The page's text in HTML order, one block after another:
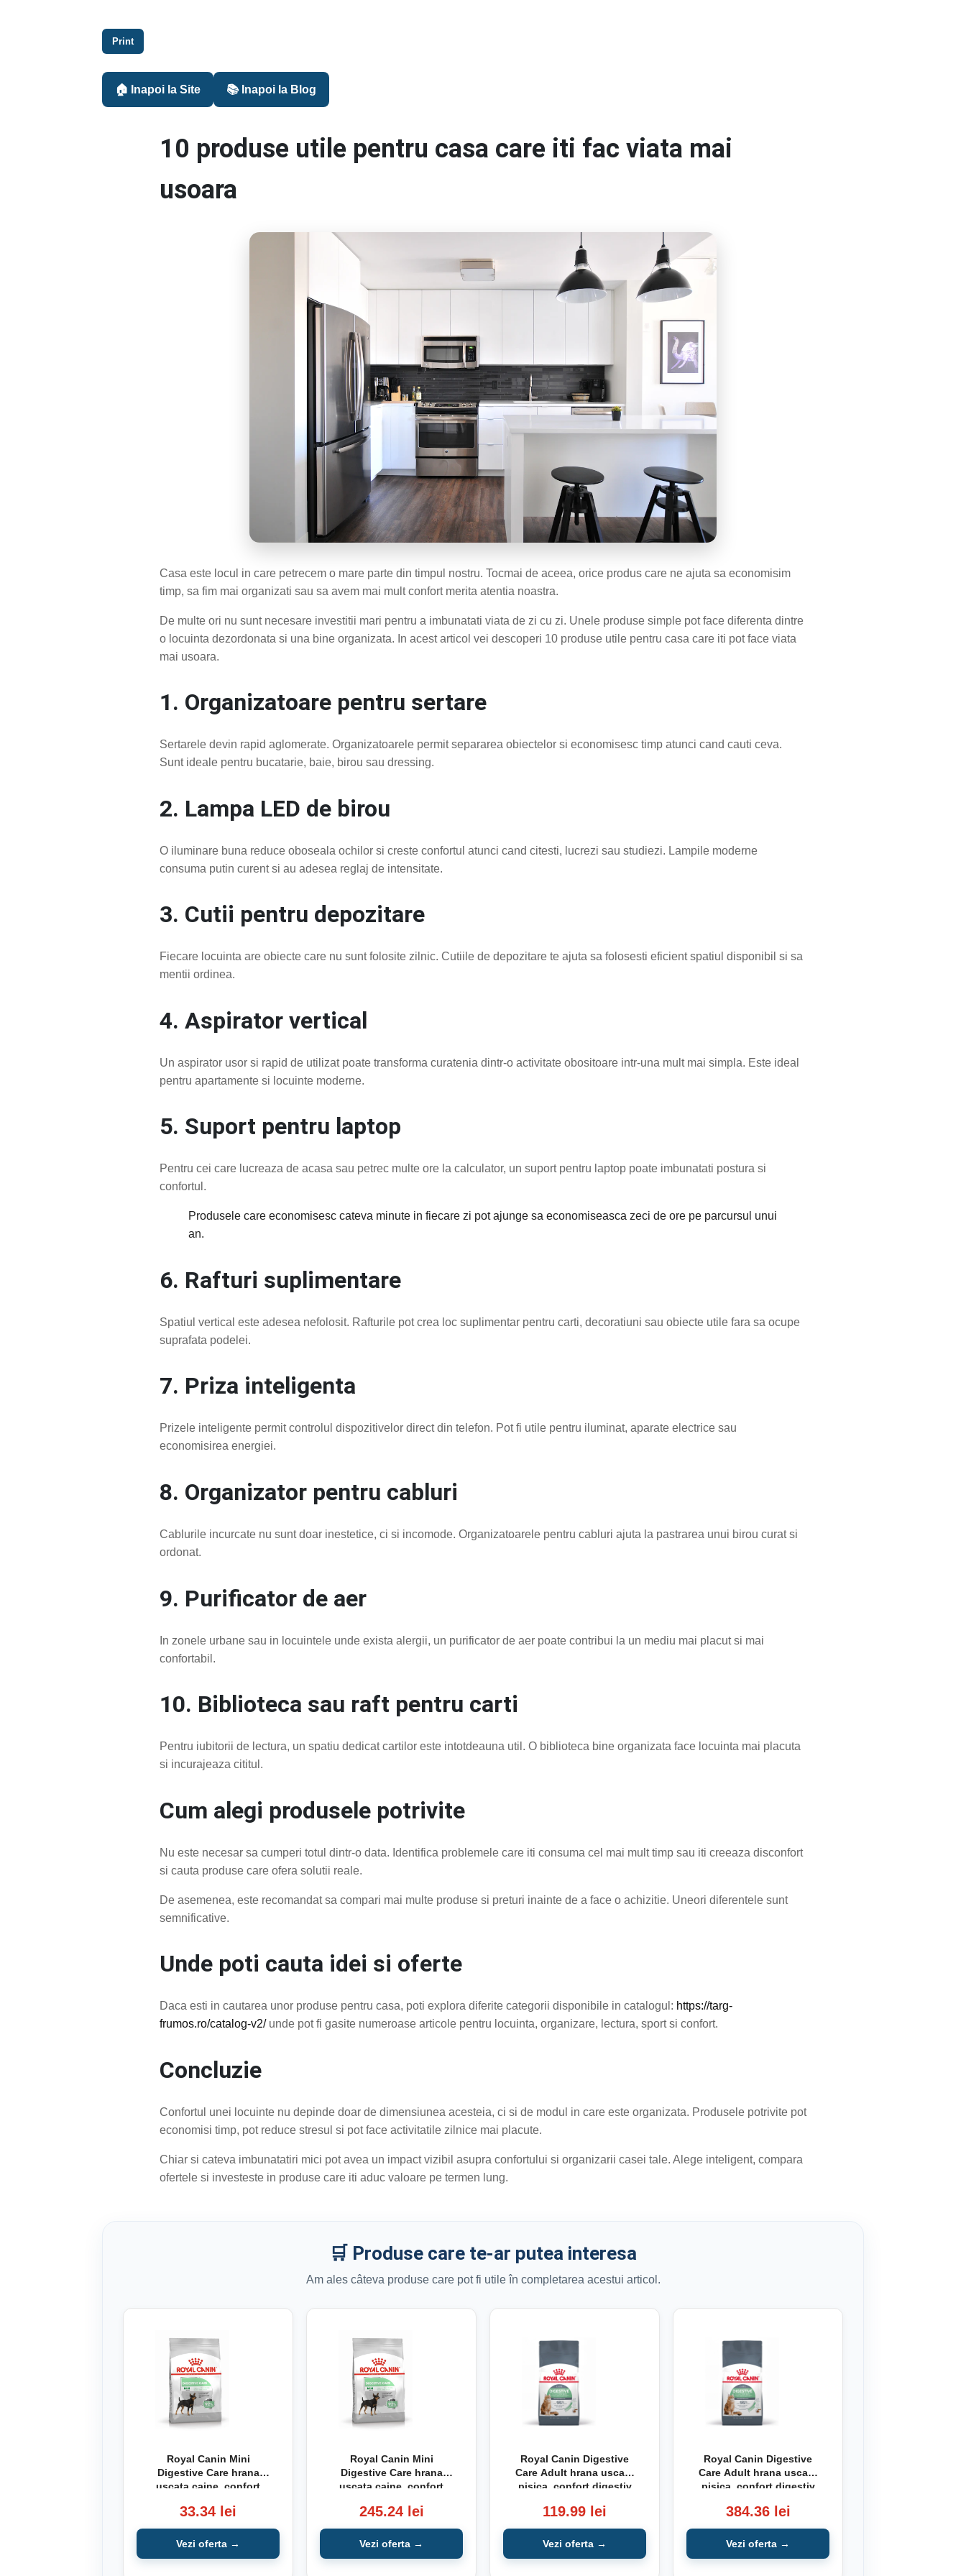
Print
🏠 Inapoi la Site 📚 Inapoi la Blog
10 produse utile pentru casa care iti fac viata mai
usoara
Casa este locul in care petrecem o mare parte din timpul nostru. Tocmai de aceea, orice produs care ne ajuta sa economisim
timp, sa fim mai organizati sau sa avem mai mult confort merita atentia noastra.
De multe ori nu sunt necesare investitii mari pentru a imbunatati viata de zi cu zi. Unele produse simple pot face diferenta dintre
o locuinta dezordonata si una bine organizata. In acest articol vei descoperi 10 produse utile pentru casa care iti pot face viata
mai usoara.
1. Organizatoare pentru sertare
Sertarele devin rapid aglomerate. Organizatoarele permit separarea obiectelor si economisesc timp atunci cand cauti ceva.
Sunt ideale pentru bucatarie, baie, birou sau dressing.
2. Lampa LED de birou
O iluminare buna reduce oboseala ochilor si creste confortul atunci cand citesti, lucrezi sau studiezi. Lampile moderne
consuma putin curent si au adesea reglaj de intensitate.
3. Cutii pentru depozitare
Fiecare locuinta are obiecte care nu sunt folosite zilnic. Cutiile de depozitare te ajuta sa folosesti eficient spatiul disponibil si sa
mentii ordinea.
4. Aspirator vertical
Un aspirator usor si rapid de utilizat poate transforma curatenia dintr-o activitate obositoare intr-una mult mai simpla. Este ideal
pentru apartamente si locuinte moderne.
5. Suport pentru laptop
Pentru cei care lucreaza de acasa sau petrec multe ore la calculator, un suport pentru laptop poate imbunatati postura si
confortul.
Produsele care economisesc cateva minute in fiecare zi pot ajunge sa economiseasca zeci de ore pe parcursul unui
an.
6. Rafturi suplimentare
Spatiul vertical este adesea nefolosit. Rafturile pot crea loc suplimentar pentru carti, decoratiuni sau obiecte utile fara sa ocupe
suprafata podelei.
7. Priza inteligenta
Prizele inteligente permit controlul dispozitivelor direct din telefon. Pot fi utile pentru iluminat, aparate electrice sau
economisirea energiei.
8. Organizator pentru cabluri
Cablurile incurcate nu sunt doar inestetice, ci si incomode. Organizatoarele pentru cabluri ajuta la pastrarea unui birou curat si
ordonat.
9. Purificator de aer
In zonele urbane sau in locuintele unde exista alergii, un purificator de aer poate contribui la un mediu mai placut si mai
confortabil.
10. Biblioteca sau raft pentru carti
Pentru iubitorii de lectura, un spatiu dedicat cartilor este intotdeauna util. O biblioteca bine organizata face locuinta mai placuta
si incurajeaza cititul.
Cum alegi produsele potrivite
Nu este necesar sa cumperi totul dintr-o data. Identifica problemele care iti consuma cel mai mult timp sau iti creeaza disconfort
si cauta produse care ofera solutii reale.
De asemenea, este recomandat sa compari mai multe produse si preturi inainte de a face o achizitie. Uneori diferentele sunt
semnificative.
Unde poti cauta idei si oferte
Daca esti in cautarea unor produse pentru casa, poti explora diferite categorii disponibile in catalogul: https://targ-
frumos.ro/catalog-v2/unde pot fi gasite numeroase articole pentru locuinta, organizare, lectura, sport si confort.
Concluzie
Confortul unei locuinte nu depinde doar de dimensiunea acesteia, ci si de modul in care este organizata. Produsele potrivite pot
economisi timp, pot reduce stresul si pot face activitatile zilnice mai placute.
Chiar si cateva imbunatatiri mici pot avea un impact vizibil asupra confortului si organizarii casei tale. Alege inteligent, compara
ofertele si investeste in produse care iti aduc valoare pe termen lung.
🛒 Produse care te-ar putea interesa
Am ales câteva produse care pot fi utile în completarea acestui articol.
Royal Canin Mini
Digestive Care hrana
uscata caine, confort
33.34 lei
Vezi oferta →
Royal Canin Mini
Digestive Care hrana
uscata caine, confort
245.24 lei
Vezi oferta →
Royal Canin Digestive
Care Adult hrana uscata
pisica, confort digestiv
119.99 lei
Vezi oferta →
Royal Canin Digestive
Care Adult hrana uscata
pisica, confort digestiv
384.36 lei
Vezi oferta →